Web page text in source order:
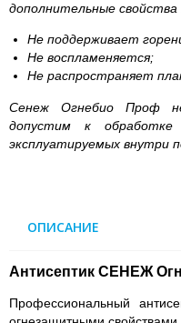
дополнительные
Не поддерживает
Не воспламеняется;
Не распространяет
Сенеж Огнебио Проф
допустим к обработке
эксплуатируемых внутри
ОПИСАНИЕ
Антисептик СЕНЕЖ
Профессиональный